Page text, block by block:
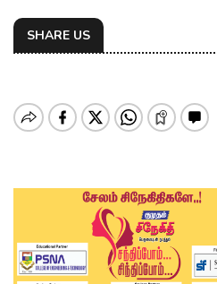
SHARE US